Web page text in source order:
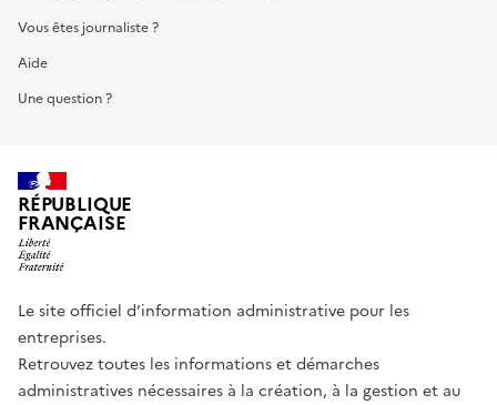
Vous êtes journaliste ?
Aide
Une question ?
RÉPUBLIQUE
FRANÇAISE
Le site officiel d’information administrative pour les
entreprises.
Retrouvez toutes les informations et démarches
administratives nécessaires à la création, à la gestion et au